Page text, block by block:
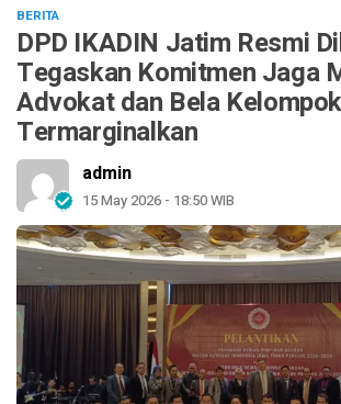
BERITA
DPD IKADIN Jatim Resmi
Tegaskan Komitmen Jaga
Advokat dan Bela Kelompok
Termarginalkan
admin
15 May 2026 - 18:50 WIB